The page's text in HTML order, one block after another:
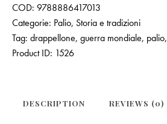
COD: 9788886417013
Categorie: Palio, Storia e tradizioni
Tag: drappellone, guerra mondiale, palio,
Product ID: 1526
DESCRIPTION REVIEWS (0)